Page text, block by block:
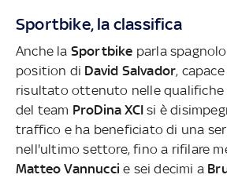
Sportbike, la classifica
Anche la Sportbike parla
position di David Salvador,
risultato ottenuto nelle qualifiche
del team ProDina XCIsi è
traffico e ha beneficiato di una
nell'ultimo settore, fino a rifilare
Matteo Vannuccie sei decimi a